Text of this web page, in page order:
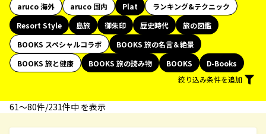
aruco 海外
aruco 国内 Plat
ランキング&テクニック
Resort Style
島旅 御朱印 歴史時代
旅の図鑑
BOOKS スペシャルコラボ
BOOKS 旅の名言＆絶景
BOOKS 旅と健康
BOOKS 旅の読み物 BOOKS
D-Books
絞り込み条件を追加
61〜80件/231件中 を表示